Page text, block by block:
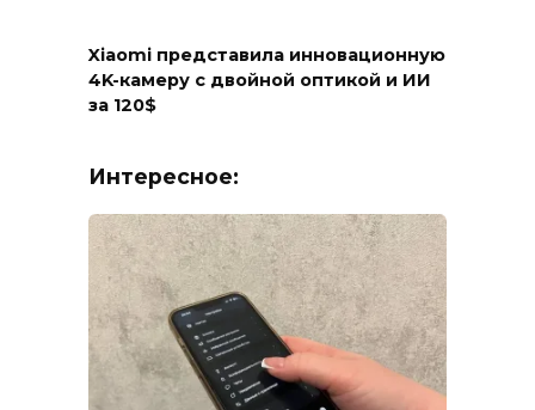
Xiaomi представила инновационную
4K-камеру с двойной оптикой и ИИ
за 120$
Интересное: